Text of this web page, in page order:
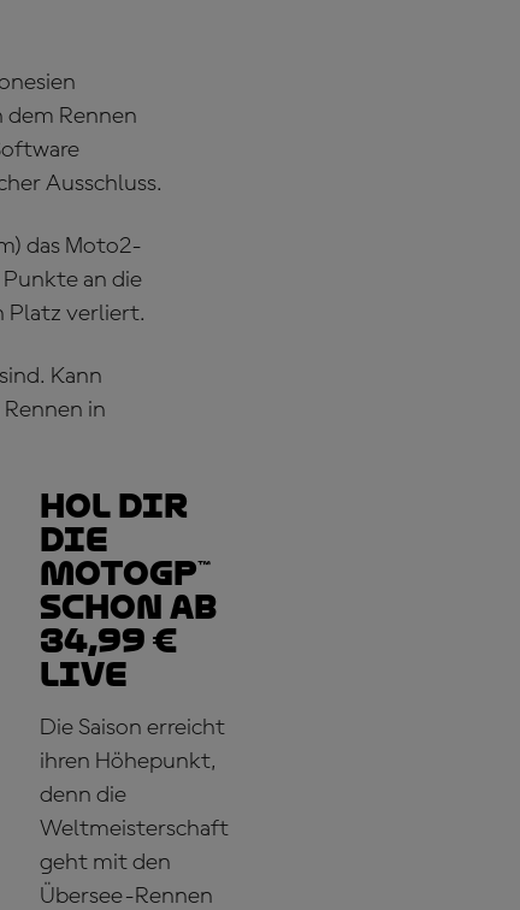
dem Rennen
Ausschluss.
das Moto2-
an die
Platz verliert.
Kann
in
Hol dir
die
MotoGP™
schon ab
34,99 €
live
Die Saison erreicht
ihren Höhepunkt,
denn die
Weltmeisterschaft
geht mit den
Übersee-Rennen